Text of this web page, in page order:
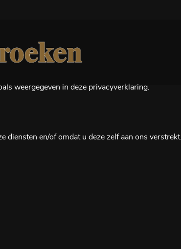
weergegeven in deze privacyverklaring.
en/of omdat u deze zelf aan ons verstrekt.